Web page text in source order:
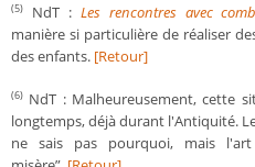
(5) NdT : Les rencontres avec
manière si particulière de réaliser
des enfants. [Retour]
(6) NdT : Malheureusement, cette
longtemps, déjà durant l'Antiquité.
ne sais pas pourquoi, mais